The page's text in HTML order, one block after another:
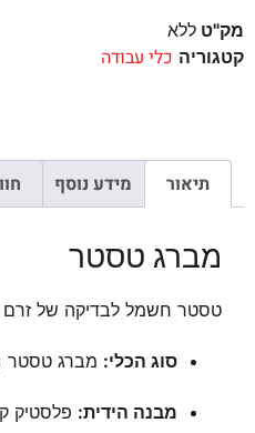
מק"ט ללא
קטגוריה כלי עבודה
תיאור מידע נוסף
מברג טסטר
טסטר חשמל לבדיקה של
סוג הכלי: מברג טסטר
מבנה הידית: פלסטיק